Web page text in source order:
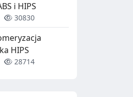
i HIPS
30830
HIPS
28714